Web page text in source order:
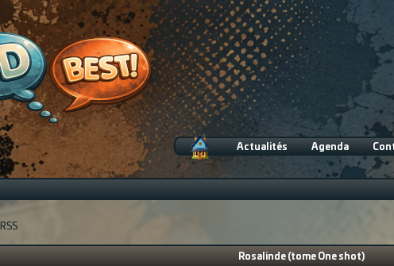
Actualités Agenda
Rosalinde (tome One shot)